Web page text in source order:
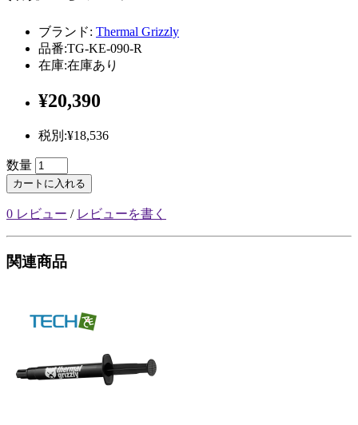
ブランド: Thermal Grizzly
品番:TG-KE-090-R
在庫:在庫あり
¥20,390
税別:¥18,536
数量
カートに入れる
0 レビュー / レビューを書く
関連商品